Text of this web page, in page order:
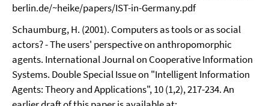
berlin.de/~heike/papers/IST-in-Germany.pdf
Schaumburg, H. (2001). Computers as tools or as social
actors? - The users' perspective on anthropomorphic
agents. International Journal on Cooperative Information
Systems. Double Special Issue on "Intelligent Information
Agents: Theory and Applications", 10 (1,2), 217-234. An